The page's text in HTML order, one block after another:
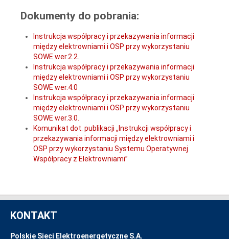
Dokumenty do pobrania:
Instrukcja współpracy i przekazywania informacji
między elektrowniami i OSP przy wykorzystaniu
SOWE wer.2.2.
Instrukcja współpracy i przekazywania informacji
między elektrowniami i OSP przy wykorzystaniu
SOWE wer.4.0
Instrukcja współpracy i przekazywania informacji
między elektrowniami i OSP przy wykorzystaniu
SOWE wer.3.0.
Komunikat dot. publikacji „Instrukcji współpracy i
przekazywania informacji między elektrowniami i
OSP przy wykorzystaniu Systemu Operatywnej
Współpracy z Elektrowniami”
KONTAKT
Polskie Sieci Elektroenergetyczne S.A.